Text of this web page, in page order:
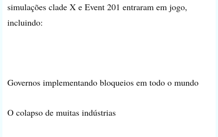
simulações clade X e Event 201 entraram em jogo,
incluindo:
Governos implementando bloqueios em todo o mundo
O colapso de muitas indústrias